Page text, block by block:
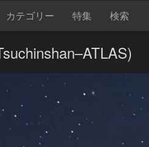
カテゴリー 特集 検索